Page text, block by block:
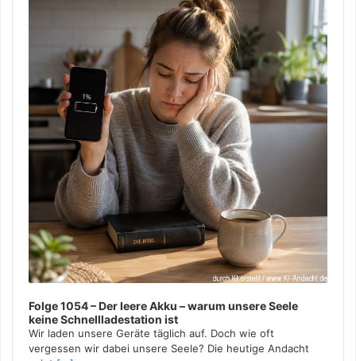
Folge 1054 – Der leere Akku – warum unsere Seele
keine Schnellladestation ist
Wir laden unsere Geräte täglich auf. Doch wie oft
vergessen wir dabei unsere Seele? Die heutige Andacht